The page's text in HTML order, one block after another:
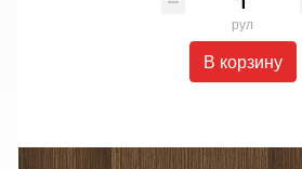
рул
В корзину